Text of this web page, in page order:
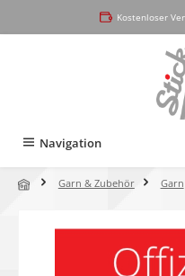
Kostenloser
Navigation
Garn & Zubehör Garn